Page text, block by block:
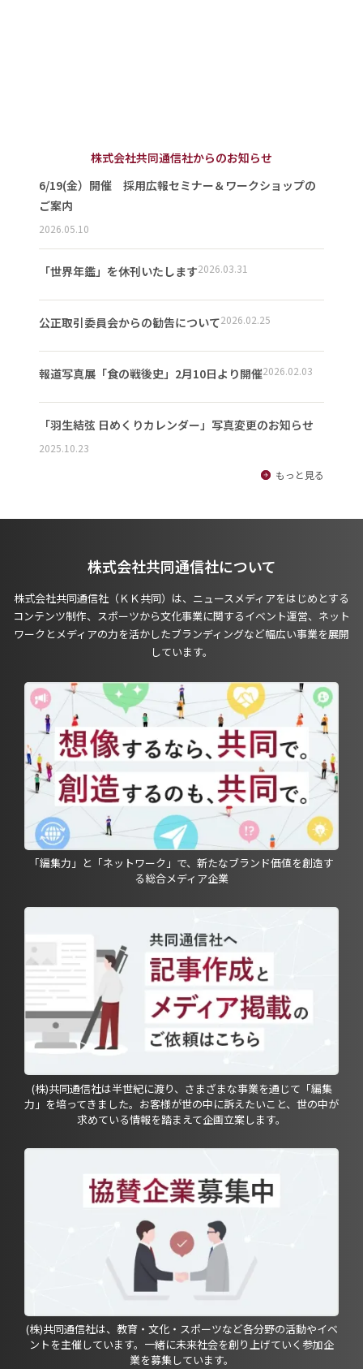
株式会社共同通信社からのお知らせ
6/19(金）開催 採用広報セミナー＆ワークショップの
ご案内
2026.05.10
「世界年鑑」を休刊いたします2026.03.31
公正取引委員会からの勧告について2026.02.25
報道写真展「食の戦後史」2月10日より開催2026.02.03
「羽生結弦 日めくりカレンダー」写真変更のお知らせ
2025.10.23
もっと見る
株式会社共同通信社について
株式会社共同通信社（ＫＫ共同）は、ニュースメディアをはじめとする
コンテンツ制作、スポーツから文化事業に関するイベント運営、ネット
ワークとメディアの力を活かしたブランディングなど幅広い事業を展開
しています。
「編集力」と「ネットワーク」で、新たなブランド価値を創造す
る総合メディア企業
(株)共同通信社は半世紀に渡り、さまざまな事業を通じて「編集
力」を培ってきました。お客様が世の中に訴えたいこと、世の中が
求めている情報を踏まえて企画立案します。
(株)共同通信社は、教育・文化・スポーツなど各分野の活動やイベ
ントを主催しています。一緒に未来社会を創り上げていく参加企
業を募集しています。